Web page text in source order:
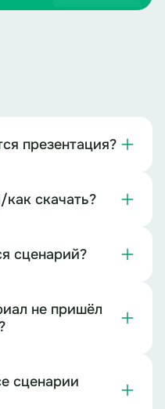
презентация?
скачать?
сценарий?
не пришёл
сценарии